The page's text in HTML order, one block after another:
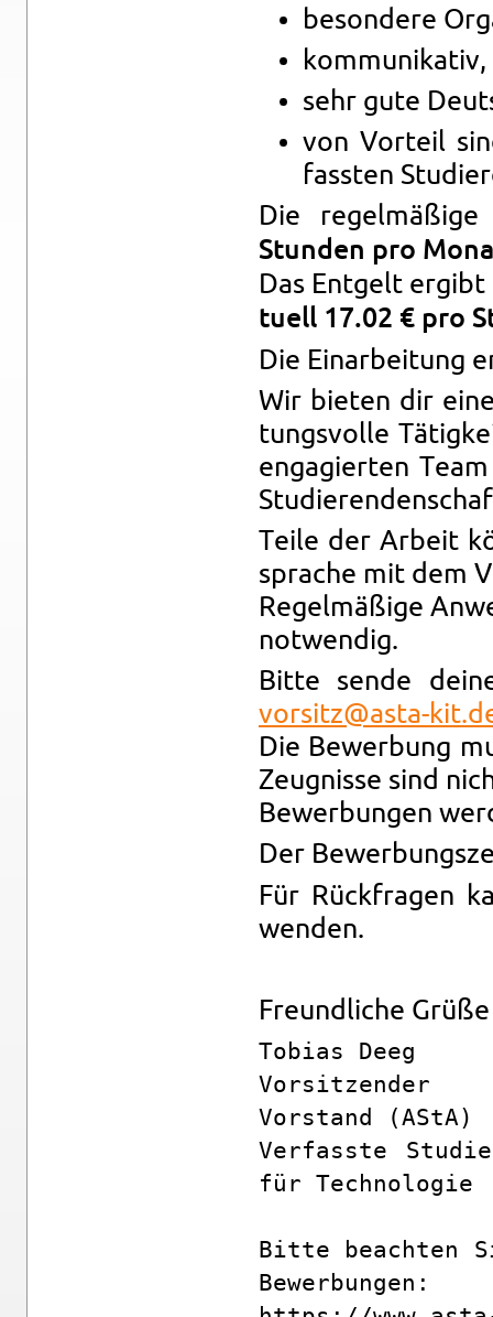
be­son­de­re
sehr gute
von Vor­teil
fass­ten
Die
Stun­den pro
Das Ent­gelt
tu­ell 17.02 € pro
Die Ein­ar­bei­tung
Wir bie­ten dir
tungs­vol­le
en­ga­gier­ten
Teile der Ar­beit
spra­che mit dem
Re­gel­mä­ßi­ge
not­wen­dig.
Bitte sende
vorsitz@​asta-​
Die Be­wer­bung
Zeug­nis­se sind
Be­wer­bun­gen
Der
Für Rück­fra­gen
wen­den.
Freund­li­che Grüße
Tobias Deeg
Vorsitzender
Vorstand (AStA)
Verfasste
für Technologie
Bitte beachten
Bewerbungen: